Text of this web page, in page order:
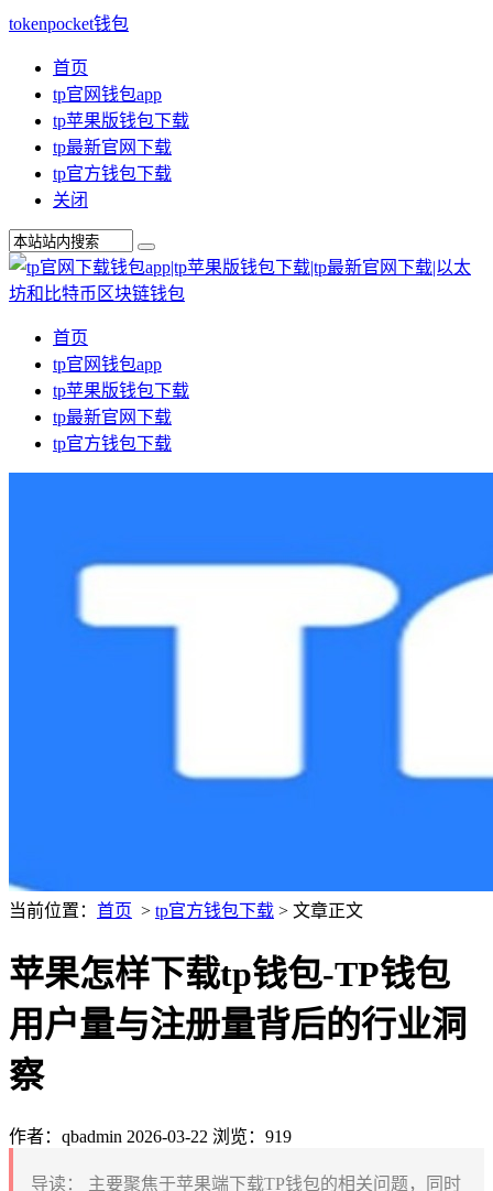
tokenpocket钱包
首页
tp官网钱包app
tp苹果版钱包下载
tp最新官网下载
tp官方钱包下载
关闭
首页
tp官网钱包app
tp苹果版钱包下载
tp最新官网下载
tp官方钱包下载
当前位置： 首页 > tp官方钱包下载 > 文章正文
苹果怎样下载tp钱包-TP钱包
用户量与注册量背后的行业洞
察
作者：qbadmin 2026-03-22 浏览：919
导读：
主要聚焦于苹果端下载TP钱包的相关问题，同时